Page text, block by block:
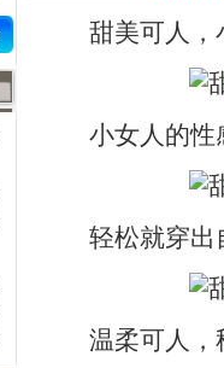
甜美可人，小
小女人的性感
轻松就穿出自
温柔可人，